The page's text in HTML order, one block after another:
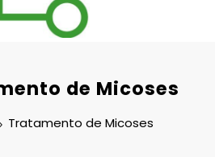
de Micoses
Tratamento de Micoses